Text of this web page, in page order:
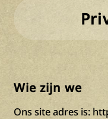
Wie zijn we
Ons site adres is: